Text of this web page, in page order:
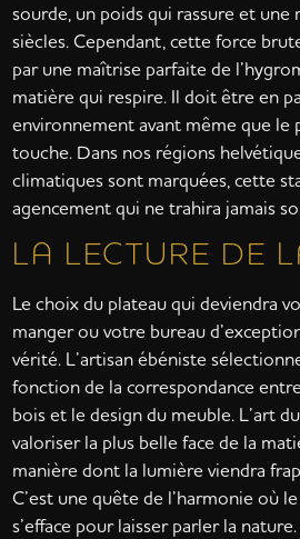
sourde, un poids qui rassure et une
siècles. Cependant, cette force
par une maîtrise parfaite de
matière qui respire. Il doit être en
environnement avant même que le
touche. Dans nos régions
climatiques sont marquées, cette
agencement qui ne trahira jamais
LA LECTURE DE
Le choix du plateau qui deviendra
manger ou votre bureau
vérité. L’artisan ébéniste
fonction de la correspondance
bois et le design du meuble. L’art
valoriser la plus belle face de la
manière dont la lumière viendra
C’est une quête de l’harmonie où
s’efface pour laisser parler la nature.